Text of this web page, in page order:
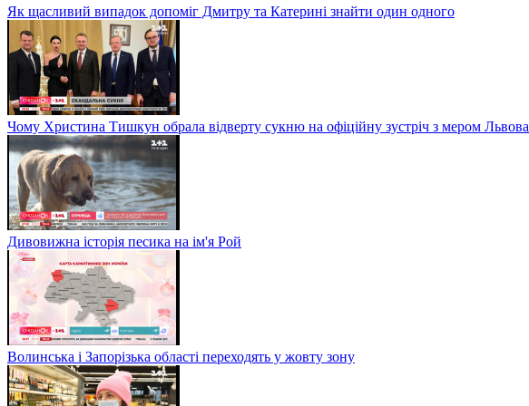
Як щасливий випадок допоміг Дмитру та Катерині знайти один одного
Чому Христина Тишкун обрала відверту сукню на офіційну зустріч з мером Львова
Дивовижна історія песика на ім'я Рой
Волинська і Запорізька області переходять у жовту зону